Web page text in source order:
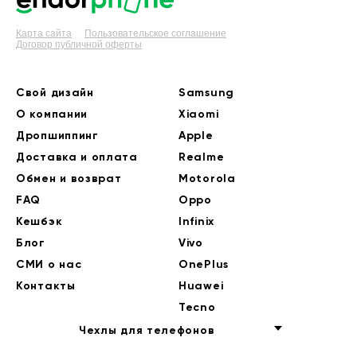
Карта сайта
Пользовательское соглашение
Договор публичной оферты
Свой дизайн
О компании
Дропшиппинг
Доставка и оплата
Обмен и возврат
FAQ
Кешбэк
Блог
СМИ о нас
Контакты
Samsung
Xiaomi
Apple
Realme
Motorola
Oppo
Infinix
Vivo
OnePlus
Huawei
Tecno
Чехлы для телефонов